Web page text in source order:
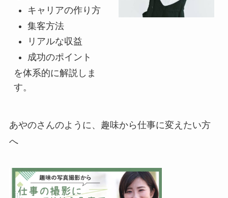
キャリアの作り方
集客方法
リアルな収益
成功のポイント
を体系的に解説しま
す。
あやのさんのように、趣味から仕事に変えたい方
へ